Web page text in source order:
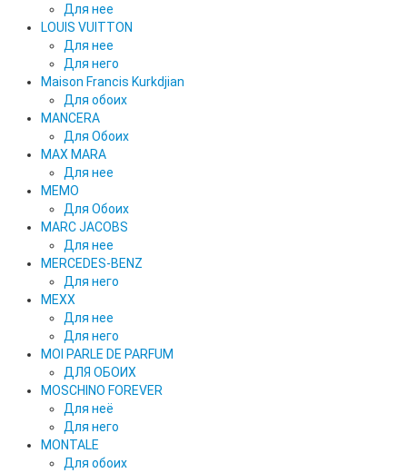
Для нее
LOUIS VUITTON
Для нее
Для него
Maison Francis Kurkdjian
Для обоих
MANCERA
Для Обоих
MAX MARA
Для нее
MEMO
Для Обоих
MARC JACOBS
Для нее
MERCEDES-BENZ
Для него
MEXX
Для нее
Для него
MOI PARLE DE PARFUM
ДЛЯ ОБОИХ
MOSCHINO FOREVER
Для неё
Для него
MONTALE
Для обоих